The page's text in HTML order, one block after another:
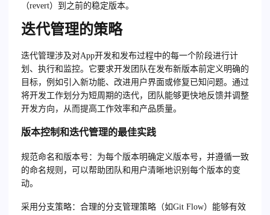
（revert）到之前的稳定版本。
迭代管理的策略
迭代管理涉及对App开发和发布过程中的每一个阶段进行计
划、执行和监控。它要求开发团队在发布新版本前定义明确的
目标，例如引入新功能、改进用户界面或修复已知问题。通过
将开发工作划分为短周期的迭代，团队能够更快地反馈并调整
开发方向，从而提高工作效率和产品质量。
版本控制和迭代管理的最佳实践
规范命名和版本号 ：为每个版本明确定义版本号，并遵循一致
的命名规则，可以帮助团队和用户清晰地识别每个版本的变
动。
采用分支策略：合理的分支管理策略（如Git Flow）能够有效